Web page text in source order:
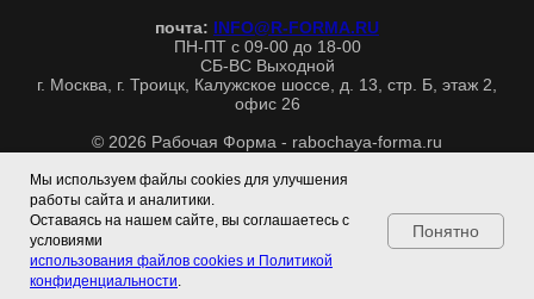
почта: INFO@R-FORMA.RU
ПН-ПТ с 09-00 до 18-00
СБ-ВС Выходной
г. Москва, г. Троицк, Калужское шоссе, д. 13, стр. Б, этаж 2,
офис 26
© 2026 Рабочая Форма - rabochaya-forma.ru
Политика конфиденциальности|Обработка персональных
Мы используем файлы cookies для улучшения
работы сайта и аналитики.
Оставаясь на нашем сайте, вы соглашаетесь с
условиями
использования файлов cookies и Политикой
конфиденциальности.
Понятно